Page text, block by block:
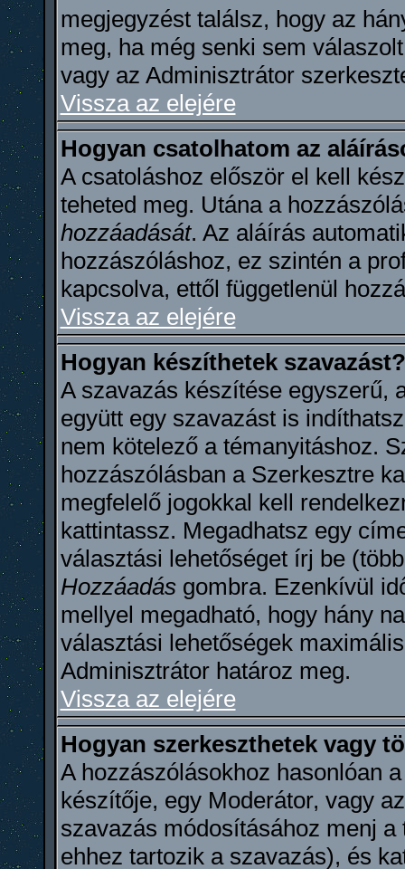
megjegyzést találsz, hogy az
meg, ha még senki sem
vagy az Adminisztrátor
Vissza az elejére
Hogyan csatolhatom az
A csatoláshoz először el kell
teheted meg. Utána a
hozzáadását. Az aláírás
hozzászóláshoz, ez szintén a
kapcsolva, ettől függetlenül
Vissza az elejére
Hogyan készíthetek szavazást?
A szavazás készítése egyszerű,
együtt egy szavazást is
nem kötelező a témanyitáshoz.
hozzászólásban a Szerkesztre
megfelelő jogokkal kell
kattintassz. Megadhatsz egy
választási lehetőséget írj be
Hozzáadásgombra. Ezenkívül
mellyel megadható, hogy hány
választási lehetőségek
Adminisztrátor határoz meg.
Vissza az elejére
Hogyan szerkeszthetek vagy
A hozzászólásokhoz hasonlóan
készítője, egy Moderátor, vagy
szavazás módosításához menj
ehhez tartozik a szavazás), és